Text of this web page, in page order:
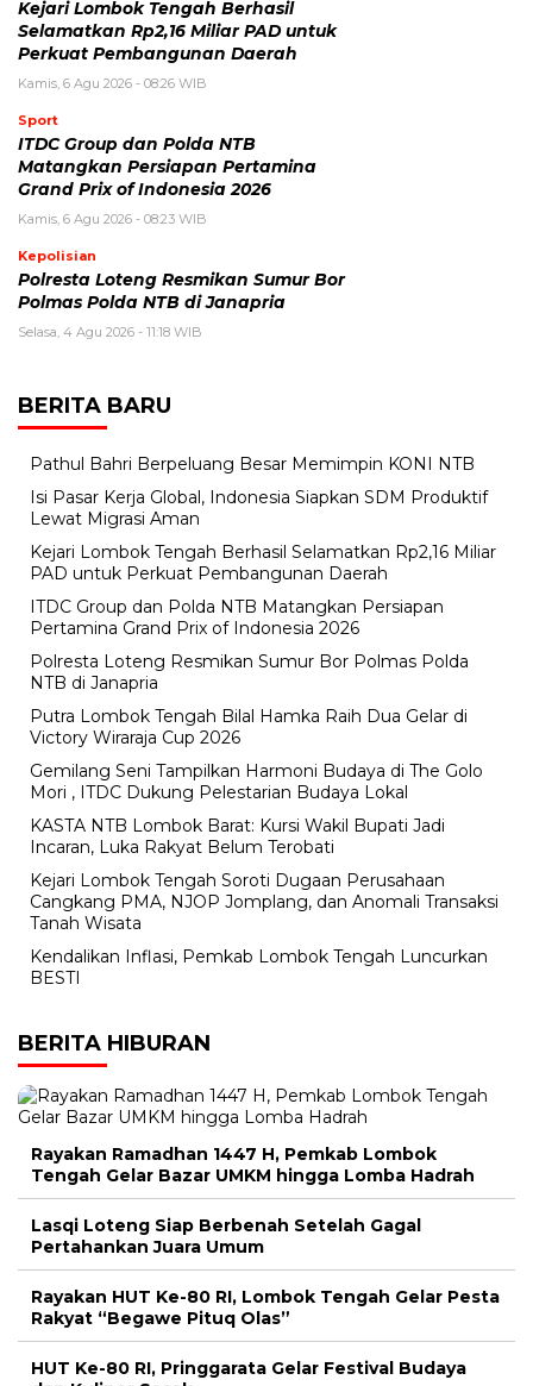
Kejari Lombok Tengah Berhasil
Selamatkan Rp2,16 Miliar PAD untuk
Perkuat Pembangunan Daerah
Kamis, 6 Agu 2026 - 08:26 WIB
Sport
ITDC Group dan Polda NTB
Matangkan Persiapan Pertamina
Grand Prix of Indonesia 2026
Kamis, 6 Agu 2026 - 08:23 WIB
Kepolisian
Polresta Loteng Resmikan Sumur Bor
Polmas Polda NTB di Janapria
Selasa, 4 Agu 2026 - 11:18 WIB
BERITA BARU
Pathul Bahri Berpeluang Besar Memimpin KONI NTB
​Isi Pasar Kerja Global, Indonesia Siapkan SDM Produktif
Lewat Migrasi Aman
Kejari Lombok Tengah Berhasil Selamatkan Rp2,16 Miliar
PAD untuk Perkuat Pembangunan Daerah
ITDC Group dan Polda NTB Matangkan Persiapan
Pertamina Grand Prix of Indonesia 2026
Polresta Loteng Resmikan Sumur Bor Polmas Polda
NTB di Janapria
Putra Lombok Tengah Bilal Hamka Raih Dua Gelar di
Victory Wiraraja Cup 2026
Gemilang Seni Tampilkan Harmoni Budaya di The Golo
Mori , ITDC Dukung Pelestarian Budaya Lokal
KASTA NTB Lombok Barat: Kursi Wakil Bupati Jadi
Incaran, Luka Rakyat Belum Terobati
Kejari Lombok Tengah Soroti Dugaan Perusahaan
Cangkang PMA, NJOP Jomplang, dan Anomali Transaksi
Tanah Wisata
Kendalikan Inflasi, Pemkab Lombok Tengah Luncurkan
BESTI
BERITA HIBURAN
Rayakan Ramadhan 1447 H, Pemkab Lombok
Tengah Gelar Bazar UMKM hingga Lomba Hadrah
Lasqi Loteng Siap Berbenah Setelah Gagal
Pertahankan Juara Umum
Rayakan HUT Ke-80 RI, Lombok Tengah Gelar Pesta
Rakyat “Begawe Pituq Olas”
HUT Ke-80 RI, Pringgarata Gelar Festival Budaya